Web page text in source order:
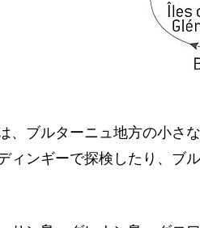
、ブルターニュ地方の小さ
ィンギーで探検したり、ブ